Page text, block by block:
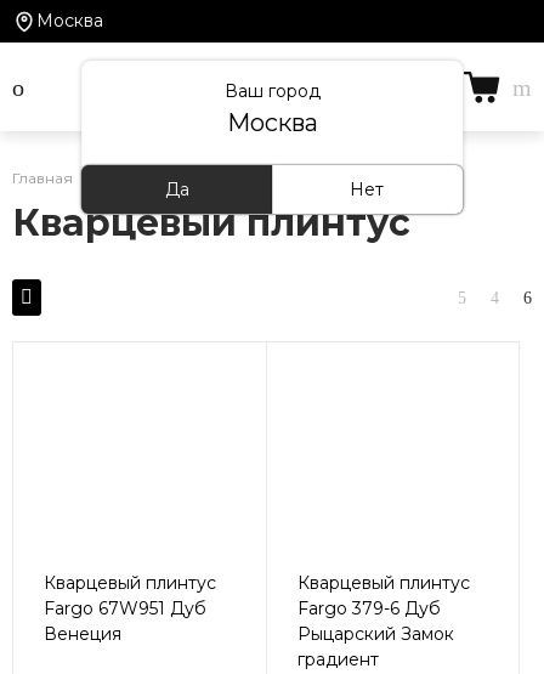
Москва
Ваш город
Москва
Да Нет
Главная Каталог товаров Кварцевый плинтус
Кварцевый плинтус
Кварцевый плинтус
Fargo 67W951 Дуб
Венеция
Кварцевый плинтус
Fargo 379-6 Дуб
Рыцарский Замок
градиент